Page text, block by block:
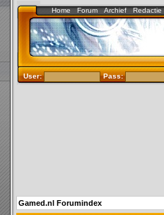
Home Forum Archief Redactie
User: Pass:
Gamed.nl Forumindex